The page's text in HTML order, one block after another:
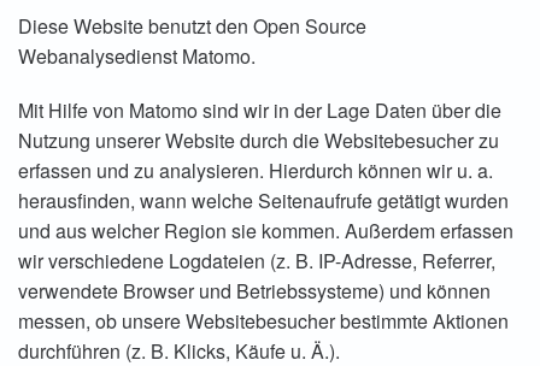
Diese Website benutzt den Open Source
Webanalysedienst Matomo.
Mit Hilfe von Matomo sind wir in der Lage Daten über die
Nutzung unserer Website durch die Websitebesucher zu
erfassen und zu analysieren. Hierdurch können wir u. a.
herausfinden, wann welche Seitenaufrufe getätigt wurden
und aus welcher Region sie kommen. Außerdem erfassen
wir verschiedene Logdateien (z. B. IP-Adresse, Referrer,
verwendete Browser und Betriebssysteme) und können
messen, ob unsere Websitebesucher bestimmte Aktionen
durchführen (z. B. Klicks, Käufe u. Ä.).